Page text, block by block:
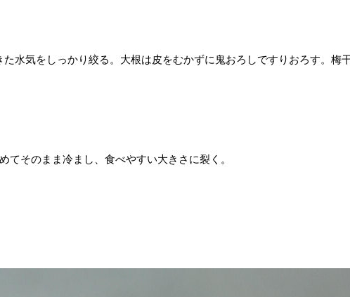
水気をしっかり絞る。大根は皮をむかずに鬼おろしですりおろす。梅
てそのまま冷まし、食べやすい大きさに裂く。